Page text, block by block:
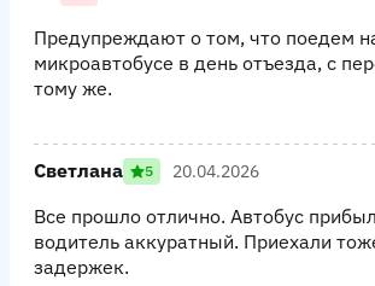
Предупреждают о том, что поедем
микроавтобусе в день отъезда, с
тому же.
Светлана 5 20.04.2026
Все прошло отлично. Автобус
водитель аккуратный. Приехали
задержек.